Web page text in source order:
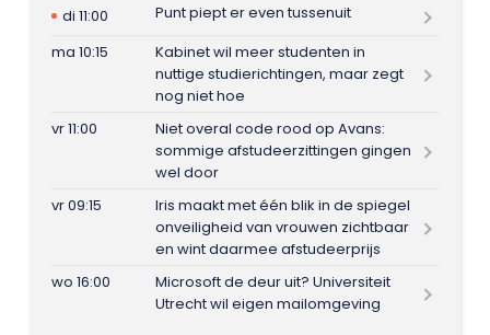
di 11:00
Punt piept er even tussenuit
ma 10:15
Kabinet wil meer studenten in
nuttige studierichtingen, maar zegt
nog niet hoe
vr 11:00
Niet overal code rood op Avans:
sommige afstudeerzittingen gingen
wel door
vr 09:15
Iris maakt met één blik in de spiegel
onveiligheid van vrouwen zichtbaar
en wint daarmee afstudeerprijs
wo 16:00
Microsoft de deur uit? Universiteit
Utrecht wil eigen mailomgeving